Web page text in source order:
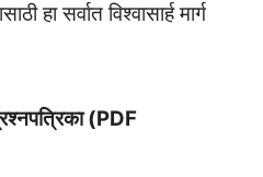
हा सर्वात विश्वासार्ह मार्ग
(PDF